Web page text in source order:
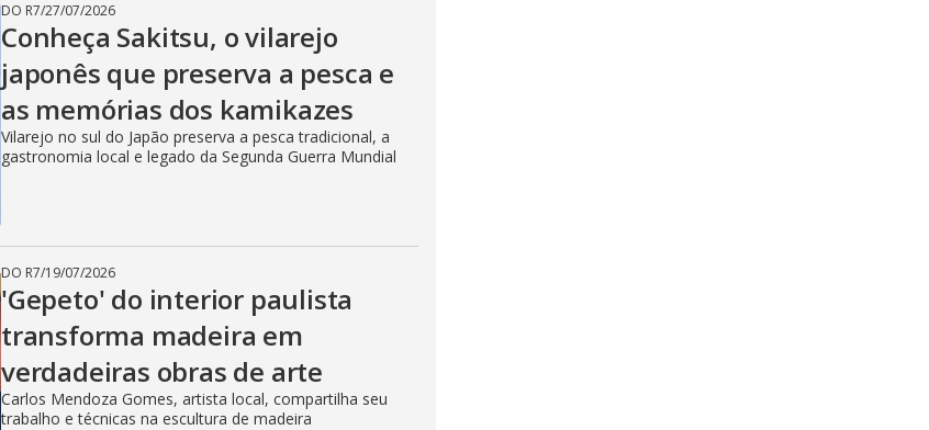
DO R7/27/07/2026
Conheça Sakitsu, o vilarejo
japonês que preserva a pesca e
as memórias dos kamikazes
Vilarejo no sul do Japão preserva a pesca tradicional, a
gastronomia local e legado da Segunda Guerra Mundial
DO R7/19/07/2026
'Gepeto' do interior paulista
transforma madeira em
verdadeiras obras de arte
Carlos Mendoza Gomes, artista local, compartilha seu
trabalho e técnicas na escultura de madeira